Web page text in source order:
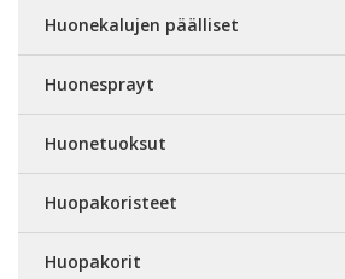
Huonekalujen päälliset
Huonesprayt
Huonetuoksut
Huopakoristeet
Huopakorit